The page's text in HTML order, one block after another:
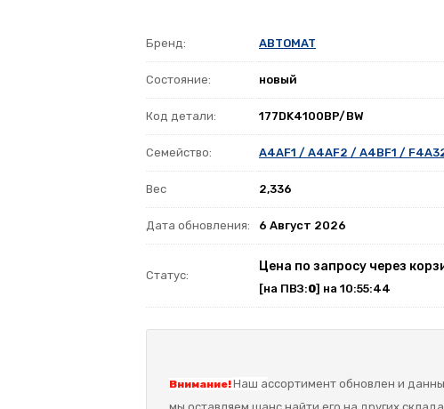
Бренд: ABTOMAT
Состояние: новый
Код детали: 177DK4100BP/BW
Семейство: A4AF1 / A4AF2 / A4BF1 /
Вес 2,336
Дата обновления: 6 Август 2026
Статус:
Цена по запросу через
[на ПВЗ:0] на 10:55:44
Внимание!Наш ассортимент обновлен и